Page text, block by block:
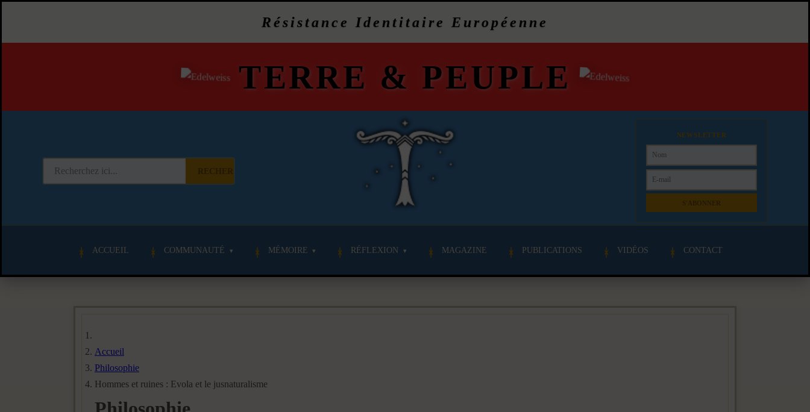
Résistance Identitaire Européenne
TERRE & PEUPLE
NEWSLETTER
ACCUEIL COMMUNAUTÉ MÉMOIRE RÉFLEXION MAGAZINE PUBLICATIONS VIDÉOS CONTACT
Accueil
Philosophie
Hommes et ruines : Evola et le jusnaturalisme